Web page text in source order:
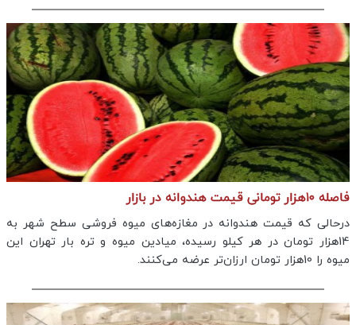
فاصله ۱۰هزار تومانی قیمت هندوانه در بازار
درحالی که قیمت هندوانه در مغازه‌های میوه فروشی سطح شهر به
14هزار تومان در هر کیلو رسیده، میادین میوه و تره بار تهران این
میوه را 10هزار تومان ارزان‌تر عرضه می‌کنند.